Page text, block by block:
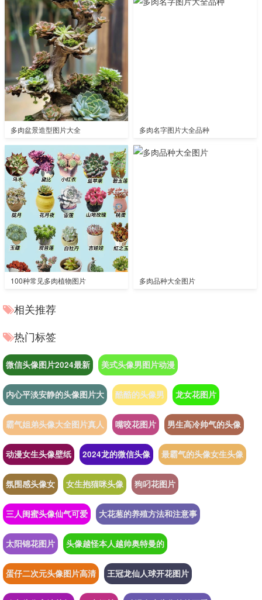
多肉盆景造型图片大全 多肉名字图片大全品种
100种常见多肉植物图片 多肉品种大全图片
相关推荐
热门标签
微信头像图片2024最新 美式头像男图片动漫
内心平淡安静的头像图片大 酷酷的头像男 龙女花图片
霸气姐弟头像大全图片真人 嘴咬花图片 男生高冷帅气的头像
动漫女生头像壁纸 2024龙的微信头像 最霸气的头像女生头像
氛围感头像女 女生抱猫咪头像 狗叼花图片
三人闺蜜头像仙气可爱 大花葱的养殖方法和注意事
太阳锦花图片 头像越怪本人越帅奥特曼的
蛋仔二次元头像图片高清 王冠龙仙人球开花图片